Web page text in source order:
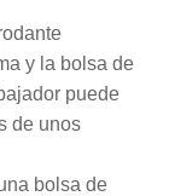
y la bolsa de
puede
de unos
bolsa de